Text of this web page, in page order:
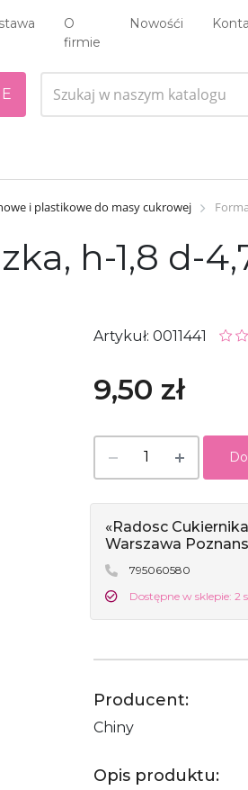
O
firmie
Nowośći
i plastikowe do masy cukrowej
h-1,8 d-
Artykuł: 0011441
9,50 zł
«Radosc Cukiernika
Warszawa
795060580
Dostępne w sklepie: 2
Producent:
Chiny
Opis produktu: